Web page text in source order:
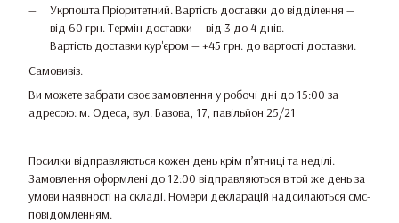
Укрпошта Пріоритетний. Вартість доставки до відділення —
від 60 грн. Термін доставки — від 3 до 4 днів.
Вартість доставки кур'єром — +45 грн. до вартості доставки.
Самовивіз.
Ви можете забрати своє замовлення у робочі дні до 15:00 за
адресою: м. Одеса, вул. Базова, 17, павільйон 25/21
Посилки відправляються кожен день крім п’ятниці та неділі.
Замовлення оформлені до 12:00 відправляються в той же день за
умови наявності на складі. Номери декларацій надсилаються смс-
повідомленням.